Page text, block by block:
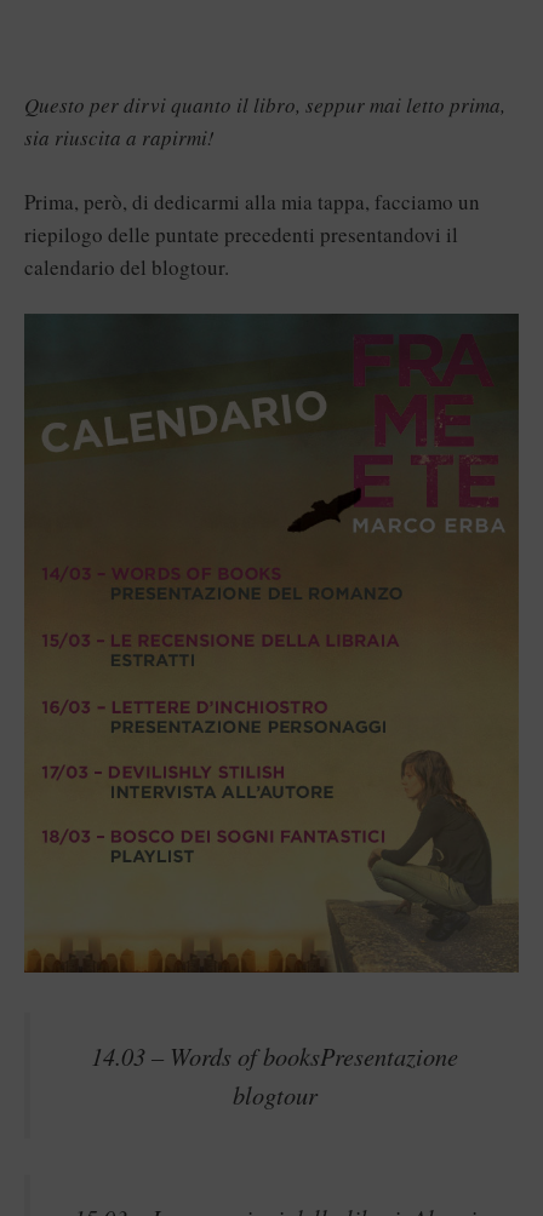
Questo per dirvi quanto il libro, seppur mai letto prima,
sia riuscita a rapirmi!
Prima, però, di dedicarmi alla mia tappa, facciamo un
riepilogo delle puntate precedenti presentandovi il
calendario del blogtour.
14.03 – Words of booksPresentazione
blogtour